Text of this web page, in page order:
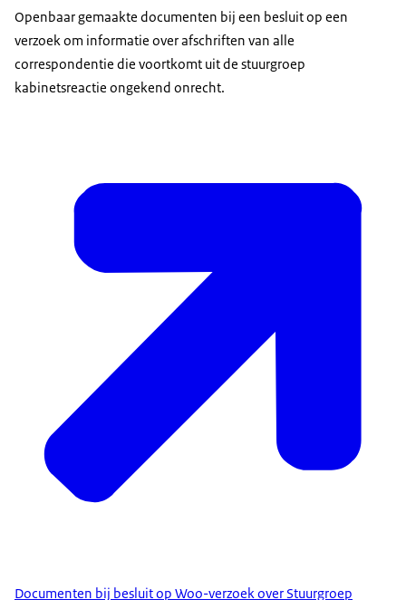
Openbaar gemaakte documenten bij een besluit op een
verzoek om informatie over afschriften van alle
correspondentie die voortkomt uit de stuurgroep
kabinetsreactie ongekend onrecht.
Documenten bij besluit op Woo-verzoek over Stuurgroep